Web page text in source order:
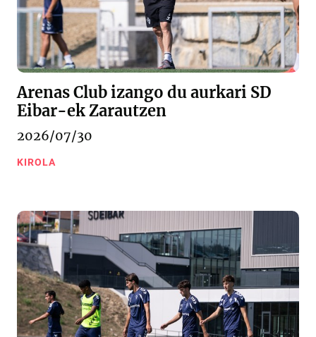
Arenas Club izango du aurkari SD
Eibar-ek Zarautzen
2026/07/30
KIROLA